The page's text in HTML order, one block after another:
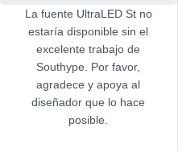
La fuente UltraLED St no
estaría disponible sin el
excelente trabajo de
Southype. Por favor,
agradece y apoya al
diseñador que lo hace
posible.